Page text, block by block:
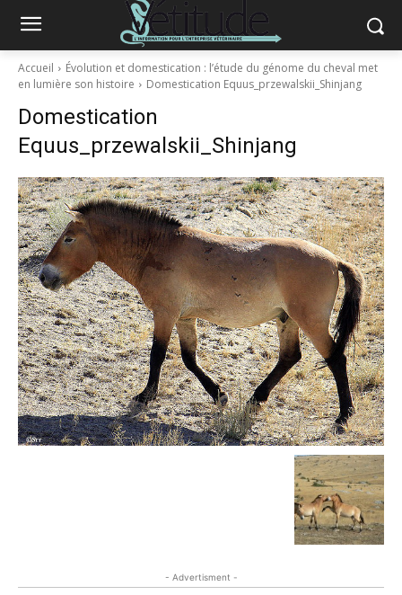
Accueil
Évolution et domestication : l’étude du génome du cheval met
en lumière son histoire
Domestication Equus_przewalskii_Shinjang
Domestication
Equus_przewalskii_Shinjang
- Advertisment -